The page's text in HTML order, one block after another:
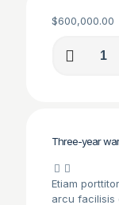
$600,000.00
Salud
ANBA
cantidad
Three-year
Etiam
arcu facilisis